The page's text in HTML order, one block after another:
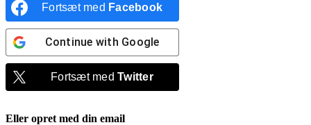
Fortsæt med Facebook
Continue with Google
Fortsæt medTwitter
Eller opret med din email